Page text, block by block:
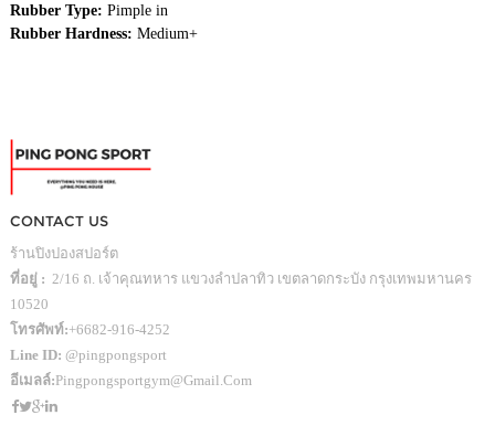
Rubber Type: Pimple in
Rubber Hardness: Medium+
CONTACT US
ร้านปิงปองสปอร์ต
ที่อยู่ : 2/16 ถ. เจ้าคุณทหาร แขวงลำปลาทิว เขตลาดกระบัง กรุงเทพมหานคร
10520
โทรศัพท์:+6682-916-4252
Line ID: @pingpongsport
อีเมลล์:Pingpongsportgym@gmail.com